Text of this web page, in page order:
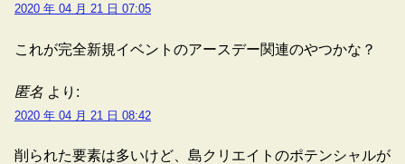
2020 年 04 月 21 日 07:05
これが完全新規イベントのアースデー関連のやつかな？
匿名 より:
2020 年 04 月 21 日 08:42
削られた要素は多いけど、島クリエイトのポテンシャルが